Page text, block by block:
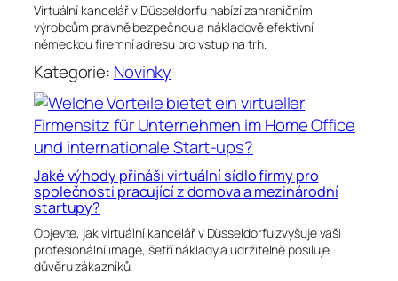
Virtuální kancelář v Düsseldorfu nabízí zahraničním
výrobcům právně bezpečnou a nákladově efektivní
německou firemní adresu pro vstup na trh.
Kategorie: Novinky
Jaké výhody přináší virtuální sídlo firmy pro
společnosti pracující z domova a mezinárodní
startupy?
Objevte, jak virtuální kancelář v Düsseldorfu zvyšuje vaši
profesionální image, šetří náklady a udržitelně posiluje
důvěru zákazníků.